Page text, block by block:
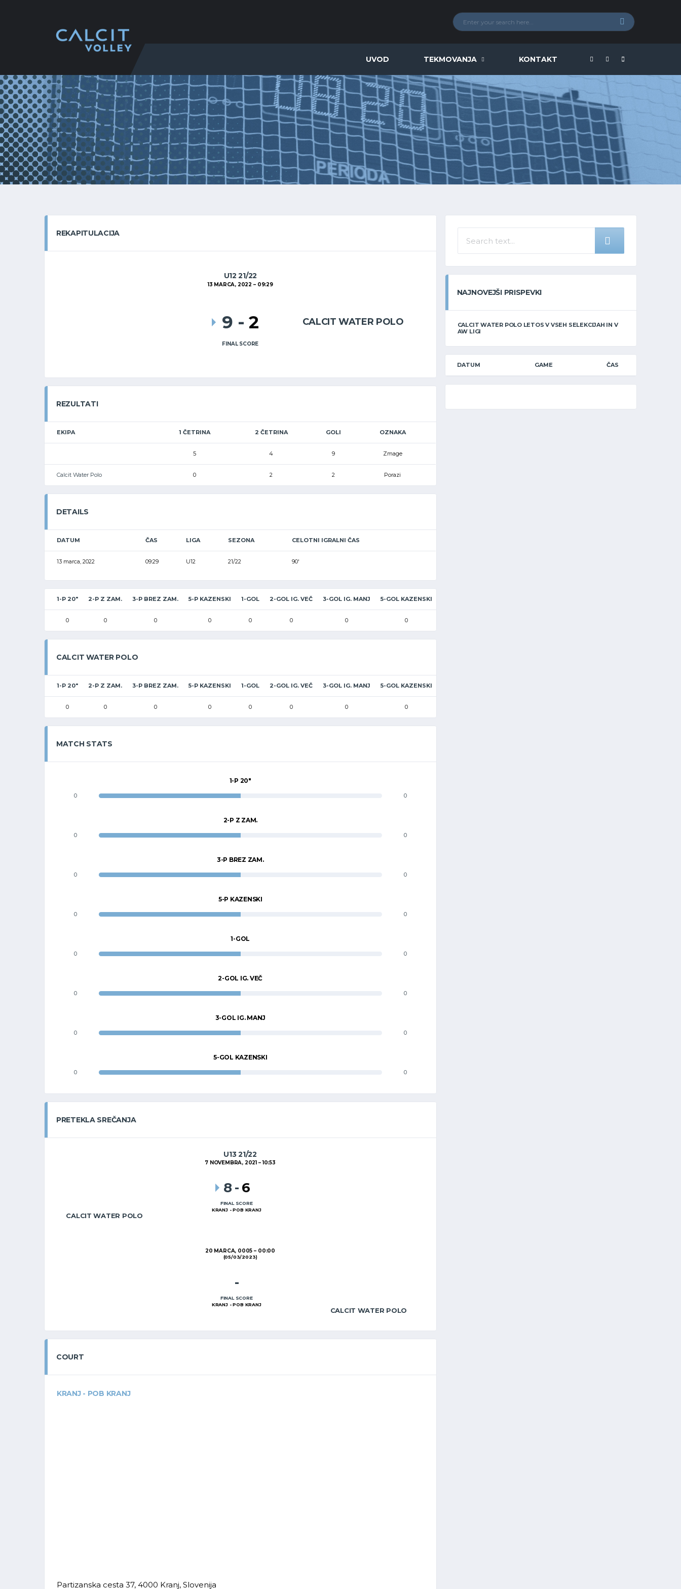
UVOD TEKMOVANJA KONTAKT
REKAPITULACIJA
U12 21/22
13 MARCA, 2022 09:29
CALCIT WATER POLO
9 - 2
FINAL SCORE
REZULTATI
EKIPA 1 ČETRINA 2 ČETRINA GOLI OZNAKA
5 4 9 Zmage
Calcit Water Polo 0 2 2 Porazi
DETAILS
DATUM ČAS LIGA SEZONA CELOTNI IGRALNI ČAS
13 marca, 2022 09:29 U12 21/22 90'
1-P 20" 2-P Z ZAM. 3-P BREZ ZAM. 5-P KAZENSKI 1-GOL 2-GOL IG. VEČ 3-GOL IG. MANJ 5-GOL KAZENSKI
0 0 0 0 0 0 0 0
CALCIT WATER POLO
1-P 20" 2-P Z ZAM. 3-P BREZ ZAM. 5-P KAZENSKI 1-GOL 2-GOL IG. VEČ 3-GOL IG. MANJ 5-GOL KAZENSKI
0 0 0 0 0 0 0 0
MATCH STATS
1-P 20"
0 0
2-P Z ZAM.
0 0
3-P BREZ ZAM.
0 0
5-P KAZENSKI
0 0
1-GOL
0 0
2-GOL IG. VEČ
0 0
3-GOL IG. MANJ
0 0
5-GOL KAZENSKI
0 0
PRETEKLA SREČANJA
U13 21/22
7 NOVEMBRA, 2021 10:53
CALCIT WATER POLO
8 - 6
FINAL SCORE
KRANJ - POB KRANJ
20 MARCA, 0005 00:00
(05/03/2023)
CALCIT WATER POLO
-
FINAL SCORE
KRANJ - POB KRANJ
COURT
KRANJ - POB KRANJ
Partizanska cesta 37, 4000 Kranj, Slovenija
NAJNOVEJŠI PRISPEVKI
CALCIT WATER POLO LETOS V VSEH SELEKCIJAH IN V
AW LIGI
DATUM GAME ČAS